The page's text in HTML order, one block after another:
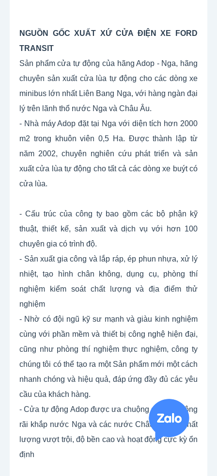
NGUỒN GỐC XUẤT XỨ CỬA ĐIỆN XE FORD
TRANSIT
Sản phẩm cửa tự động của hãng Adop - Nga, hãng
chuyên sản xuất cửa lùa tự động cho các dòng xe
minibus lớn nhất Liên Bang Nga, với hàng ngàn đại
lý trên lãnh thổ nước Nga và Châu Âu.
- Nhà máy Adop đặt tại Nga với diện tích hơn 2000
m2 trong khuôn viên 0,5 Ha. Được thành lập từ
năm 2002, chuyên nghiên cứu phát triển và sản
xuất cửa lùa tự động cho tất cả các dòng xe buýt có
cửa lùa.
- Cấu trúc của công ty bao gồm các bộ phận kỹ
thuật, thiết kế, sản xuất và dịch vụ với hơn 100
chuyên gia có trình độ.
- Sản xuất gia công và lắp ráp, ép phun nhựa, xử lý
nhiệt, tạo hình chân không, dụng cụ, phòng thí
nghiệm kiểm soát chất lượng và địa điểm thử
nghiệm
- Nhờ có đội ngũ kỹ sư mạnh và giàu kinh nghiệm
cùng với phần mềm và thiết bị công nghệ hiện đại,
cũng như phòng thí nghiệm thực nghiệm, công ty
chúng tôi có thể tạo ra một Sản phẩm mới một cách
nhanh chóng và hiệu quả, đáp ứng đầy đủ các yêu
cầu của khách hàng.
- Cửa tự động Adop được ưa chuộng sử dụng rộng
rãi khắp nước Nga và các nước Châu Âu bởi chất
lượng vượt trội, độ bền cao và hoạt động cực kỳ ổn
định